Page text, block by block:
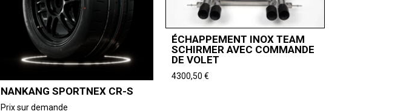
NANKANG SPORTNEX CR-S
Prix sur demande
ÉCHAPPEMENT INOX TEAM
SCHIRMER AVEC COMMANDE
DE VOLET
4300,50€